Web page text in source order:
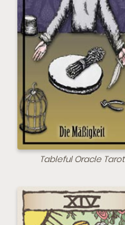
Tableful Oracle Tarot